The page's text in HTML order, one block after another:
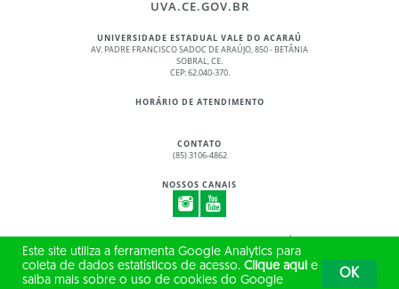
UVA.CE.GOV.BR
UNIVERSIDADE ESTADUAL VALE DO ACARAÚ
AV. PADRE FRANCISCO SADOC DE ARAÚJO, 850 - BETÂNIA
SOBRAL, CE.
CEP: 62.040-370.
HORÁRIO DE ATENDIMENTO
CONTATO
(85) 3106-4862
NOSSOS CANAIS
© 2017 - 2026 – GOVERNO DO ESTADO DO CEARÁ
TODOS OS DIREITOS RESERVADOS
Este site utiliza a ferramenta Google Analytics para
coleta de dados estatísticos de acesso. Clique aqui e
saiba mais sobre o uso de cookies do Google
OK